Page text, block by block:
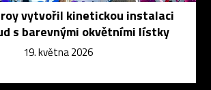
vytvořil kinetickou instalaci
s barevnými okvětními lístky
19. května 2026